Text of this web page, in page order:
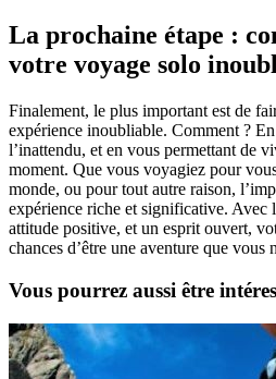
La prochaine étape :
votre voyage solo
Finalement, le plus important est de
expérience inoubliable. Comment ?
l’inattendu, et en vous permettant de
moment. Que vous voyagiez pour
monde, ou pour tout autre raison,
expérience riche et significative. Avec
attitude positive, et un esprit ouvert,
chances d’être une aventure que vous
Vous pourrez aussi être